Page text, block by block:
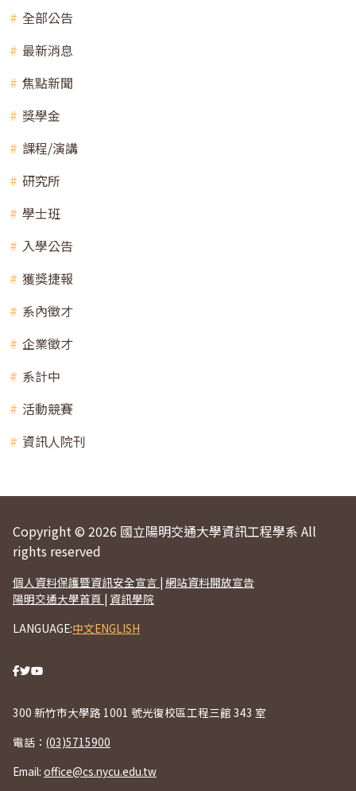
全部公告
最新消息
焦點新聞
獎學金
課程/演講
研究所
學士班
入學公告
獲獎捷報
系內徵才
企業徵才
系計中
活動競賽
資訊人院刊
Copyright © 2026 國立陽明交通大學資訊工程學系 All
rights reserved
個人資料保護暨資訊安全宣言 | 網站資料開放宣告
陽明交通大學首頁 | 資訊學院
LANGUAGE:中文ENGLISH
300 新竹市大學路 1001 號光復校區工程三館 343 室
電話： (03)5715900
Email: office@cs.nycu.edu.tw